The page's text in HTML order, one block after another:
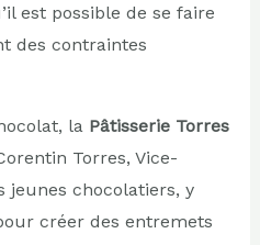
est possible de se faire
des contraintes
la Pâtisserie Torres
Torres, Vice-
jeunes chocolatiers, y
créer des entremets